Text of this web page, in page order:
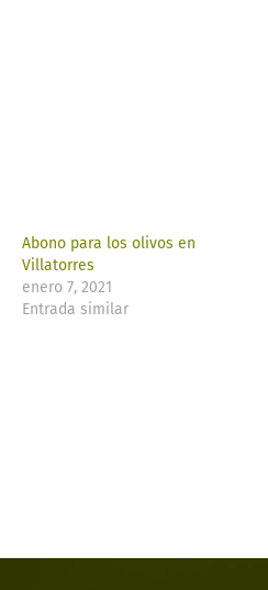
Abono para los olivos en
Villatorres​
enero 7, 2021
Entrada similar